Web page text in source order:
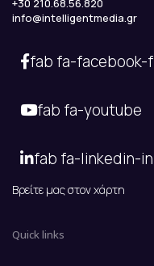
+30 210.68.56.820
info@intelligentmedia.gr
fab fa-facebook-f
fab fa-youtube
fab fa-linkedin-in
Βρείτε μας στον χάρτη
Quick links